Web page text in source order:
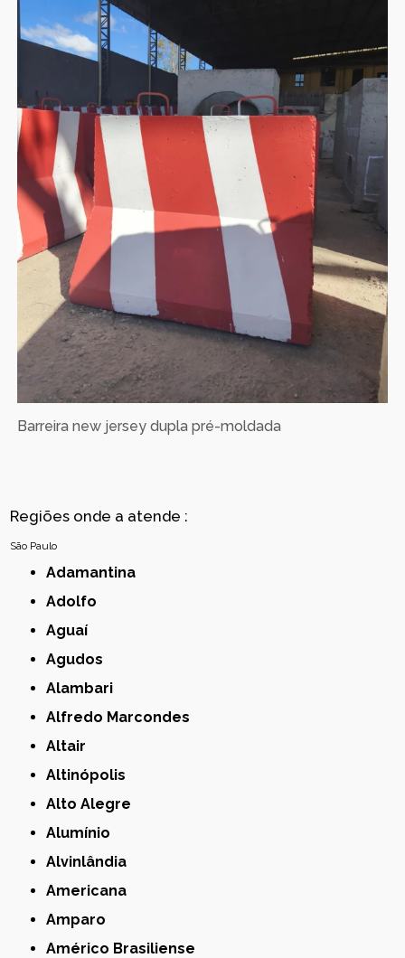
Barreira new jersey dupla pré-moldada
Regiões onde a atende :
São Paulo
Adamantina
Adolfo
Aguaí
Agudos
Alambari
Alfredo Marcondes
Altair
Altinópolis
Alto Alegre
Alumínio
Alvinlândia
Americana
Amparo
Américo Brasiliense